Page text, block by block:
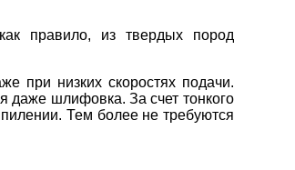
правило, из твердых пород
при низких скоростях подачи.
даже шлифовка. За счет тонкого
Тем более не требуются